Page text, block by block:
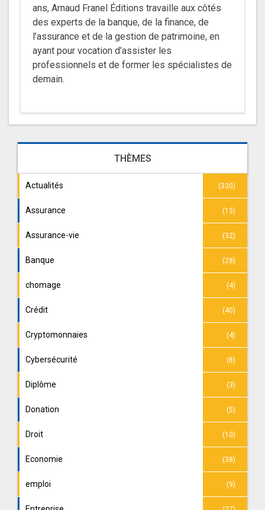
ans, Arnaud Franel Éditions travaille aux côtés
des experts de la banque, de la finance, de
l’assurance et de la gestion de patrimoine, en
ayant pour vocation d’assister les
professionnels et de former les spécialistes de
demain.
THÈMES
Actualités (330)
Assurance (13)
Assurance-vie (32)
Banque (28)
chomage (4)
Crédit (40)
Cryptomonnaies (4)
Cybersécurité (8)
Diplôme (3)
Donation (5)
Droit (10)
Economie (38)
emploi (9)